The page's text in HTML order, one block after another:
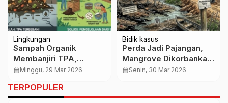
Lingkungan
Sampah Organik
Membanjiri TPA,
Pengelolaan dari Rumah
calendar_monthMinggu, 29 Mar 2026
Bidik kasus
Perda Jadi Pajangan,
Mangrove Dikorbankan!
Sidakarya Dibuka,
calendar_monthSenin, 30 Mar 2026
TERPOPULER